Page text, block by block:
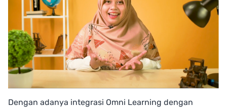
Dengan adanya integrasi Omni Learning dengan